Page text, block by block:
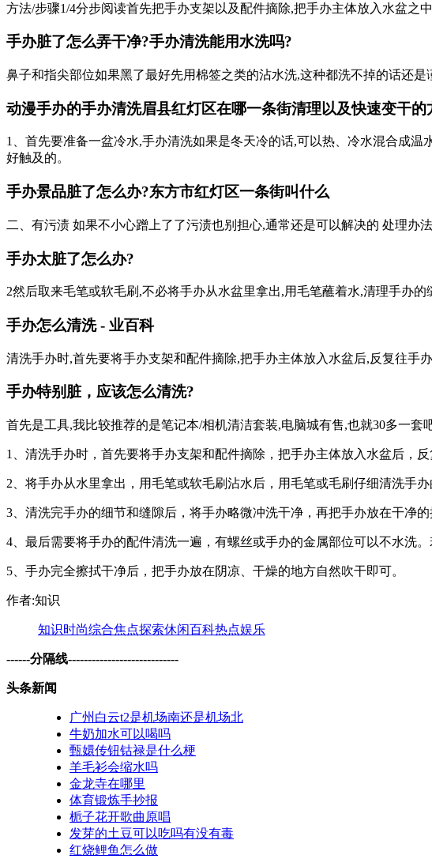
方法/步骤1/4分步阅读首先把手办支架以及配件摘除,把手办主体放入水盆之
手办脏了怎么弄干净?手办清洗能用水洗吗?
鼻子和指尖部位如果黑了最好先用棉签之类的沾水洗,这种都洗不掉的话还
动漫手办的手办清洗眉县红灯区在哪一条街清理以及快速变干的
1、首先要准备一盆冷水,手办清洗如果是冬天冷的话,可以热、冷水混合成
好触及的。
手办景品脏了怎么办?东方市红灯区一条街叫什么
二、有污渍 如果不小心蹭上了了污渍也别担心,通常还是可以解决的 处理办
手办太脏了怎么办?
2然后取来毛笔或软毛刷,不必将手办从水盆里拿出,用毛笔蘸着水,清理手办
手办怎么清洗 - 业百科
清洗手办时,首先要将手办支架和配件摘除,把手办主体放入水盆后,反复往手
手办特别脏，应该怎么清洗?
首先是工具,我比较推荐的是笔记本/相机清洁套装,电脑城有售,也就30多一
1、清洗手办时，首先要将手办支架和配件摘除，把手办主体放入水盆后，
2、将手办从水里拿出，用毛笔或软毛刷沾水后，用毛笔或毛刷仔细清洗手办
3、清洗完手办的细节和缝隙后，将手办略微冲洗干净，再把手办放在干净
4、最后需要将手办的配件清洗一遍，有螺丝或手办的金属部位可以不水洗。
5、手办完全擦拭干净后，把手办放在阴凉、干燥的地方自然吹干即可。
作者:知识
知识时尚综合焦点探索休闲百科热点娱乐
------分隔线----------------------------
头条新闻
广州白云t2是机场南还是机场北
牛奶加水可以喝吗
甄嬛传钮钴禄是什么梗
羊毛衫会缩水吗
金龙寺在哪里
体育锻炼手抄报
栀子花开歌曲原唱
发芽的土豆可以吃吗有没有毒
红烧鲤鱼怎么做